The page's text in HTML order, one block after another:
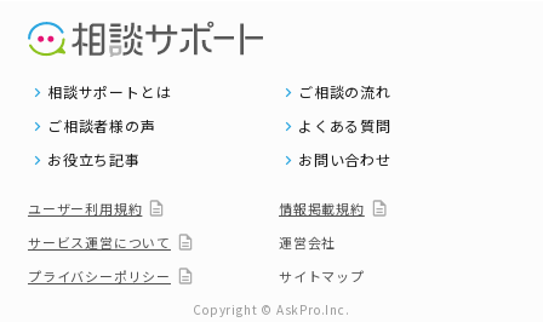
相談サポートとは
ご相談の流れ
ご相談者様の声
よくある質問
お役立ち記事
お問い合わせ
ユーザー利用規約
情報掲載規約
サービス運営について
運営会社
プライバシーポリシー
サイトマップ
Copyright © AskPro.Inc.